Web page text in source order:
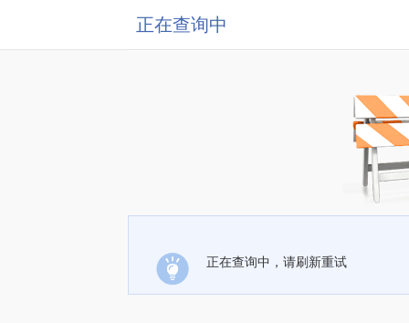
正在查询中
正在查询中，请刷新重试